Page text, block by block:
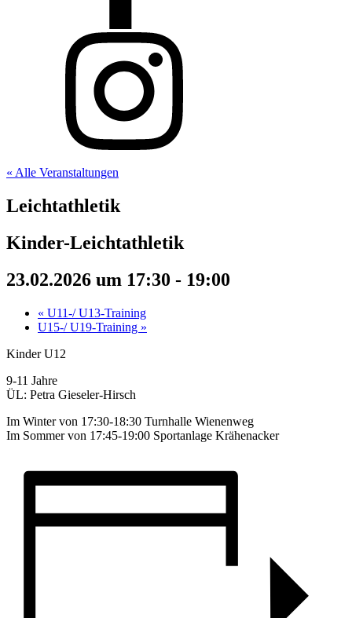
« Alle Veranstaltungen
Leichtathletik
Kinder-Leichtathletik
23.02.2026 um 17:30 - 19:00
« U11-/ U13-Training
U15-/ U19-Training »
Kinder U12
9-11 Jahre
ÜL: Petra Gieseler-Hirsch
Im Winter von 17:30-18:30 Turnhalle Wienenweg
Im Sommer von 17:45-19:00 Sportanlage Krähenacker